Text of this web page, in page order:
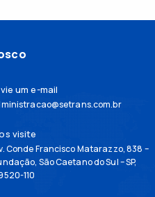
um e-mail
visite
Conde Francisco Matarazzo, 838 –
São Caetano do Sul – SP,
110